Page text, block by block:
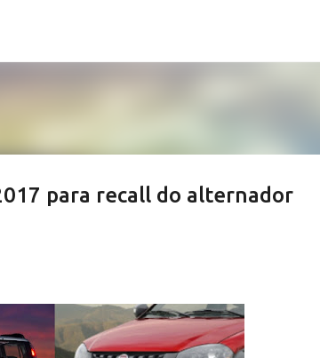
para recall do alternador